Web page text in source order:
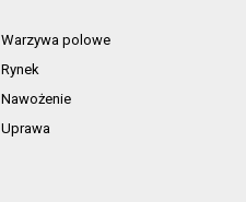
Warzywa polowe
Rynek
Nawożenie
Uprawa